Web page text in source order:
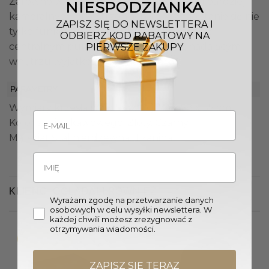
kameralnych przestrzeniach, to krzesło stanie się nie
tylko funkcjonalnym meblem, ale również
centralnym punktem dekoracyjnym, nadającym
wnętrzu wyjątkowego charakteru.
PARAMETRY
Wymiary krzesła (W. x Sz. x Gł.): 73 x 58 x 55 cm
Kolor stolika kawowego: Złoty, Czarny
Materiał: Stal nierdzewna, Tkanina
KLIENCI OGLĄDALI RÓWNIEŻ
NIESPODZIANKA
ZAPISZ SIĘ DO NEWSLETTERA I
ODBIERZ KOD RABATOWY NA
PIERWSZE ZAKUPY
Wyrażam zgodę na przetwarzanie danych
osobowych w celu wysyłki newslettera. W
każdej chwili możesz zrezygnować z
otrzymywania wiadomości.
ZAPISZ SIĘ TERAZ